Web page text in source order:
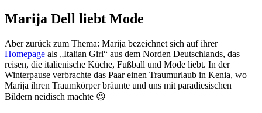
Marija Dell liebt Mode
Aber zurück zum Thema: Marija bezeichnet sich auf ihrer
Homepage als „Italian Girl“ aus dem Norden Deutschlands, das
reisen, die italienische Küche, Fußball und Mode liebt. In der
Winterpause verbrachte das Paar einen Traumurlaub in Kenia, wo
Marija ihren Traumkörper bräunte und uns mit paradiesischen
Bildern neidisch machte 😉